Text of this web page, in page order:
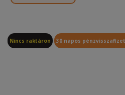
Nincs raktáron 30 napos